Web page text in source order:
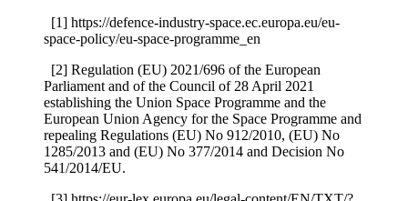
[1] https://defence-industry-space.ec.europa.eu/eu-
space-policy/eu-space-programme_en
[2] Regulation (EU) 2021/696 of the European
Parliament and of the Council of 28 April 2021
establishing the Union Space Programme and the
European Union Agency for the Space Programme and
repealing Regulations (EU) No 912/2010, (EU) No
1285/2013 and (EU) No 377/2014 and Decision No
541/2014/EU.